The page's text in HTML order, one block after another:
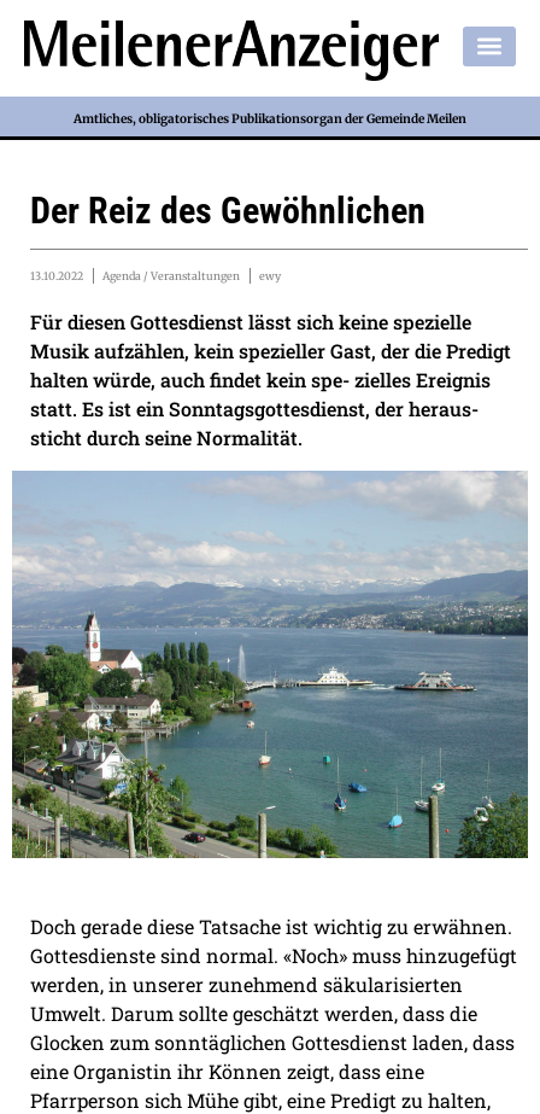
Amtliches, obligatorisches Publikationsorgan der Gemeinde Meilen
Der Reiz des Gewöhnlichen
13.10.2022 Agenda / Veranstaltungen ewy
Für diesen Gottesdienst lässt sich keine spezielle
Musik aufzählen, kein spezieller Gast, der die Predigt
halten würde, auch findet kein spe- zielles Ereignis
statt. Es ist ein Sonntagsgottesdienst, der heraus-
sticht durch seine Normalität.
Doch gerade diese Tatsache ist wichtig zu erwähnen.
Gottesdienste sind normal. «Noch» muss hinzugefügt
werden, in unserer zunehmend säkularisierten
Umwelt. Darum sollte geschätzt werden, dass die
Glocken zum sonntäglichen Gottesdienst laden, dass
eine Organistin ihr Können zeigt, dass eine
Pfarrperson sich Mühe gibt, eine Predigt zu halten,